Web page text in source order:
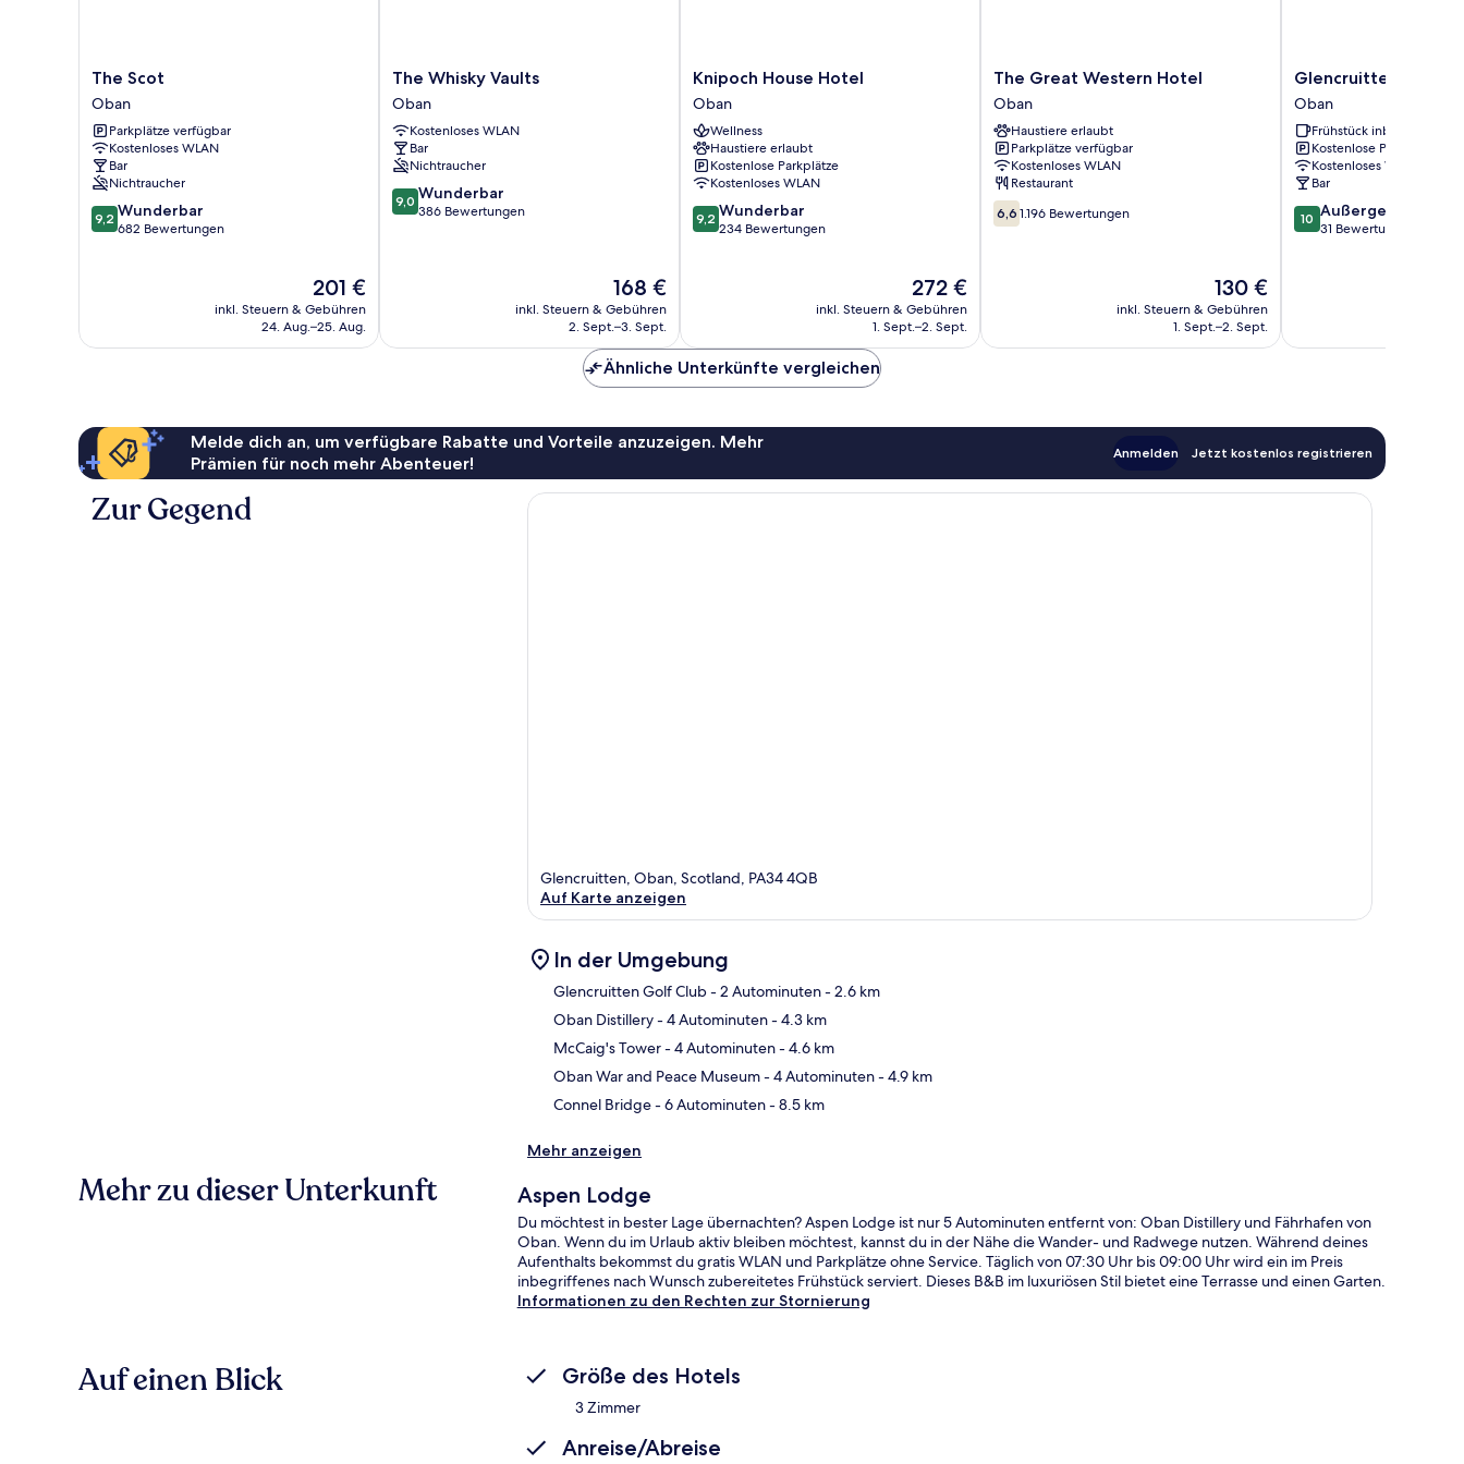
The
Scot
Oban
The Scot
Oban
Parkplätze verfügbar
Kostenloses WLAN
Bar
Nichtraucher
9.2
von
9,2 Wunderbar
682 Bewertungen
Der
Preis
beträgt
201 €
inkl. Steuern & Gebühren
24. Aug.–25. Aug.
The
Whisky
Vaults
Oban
The Whisky Vaults
Oban
Kostenloses WLAN
Bar
Nichtraucher
9.0
von
9,0 Wunderbar
386 Bewertungen
Der
Preis
beträgt
168 €
inkl. Steuern & Gebühren
2. Sept.–3. Sept.
Knipoch
House
Hotel
Oban
Knipoch House Hotel
Oban
Wellness
Haustiere erlaubt
Kostenlose Parkplätze
Kostenloses WLAN
9.2
von
9,2 Wunderbar
234 Bewertungen
Der
Preis
beträgt
272 €
inkl. Steuern & Gebühren
1. Sept.–2. Sept.
The
Great
Western
Hotel
Oban
The Great Western Hotel
Oban
Haustiere erlaubt
Parkplätze verfügbar
Kostenloses WLAN
Restaurant
6.6
von
6,6 1.196 Bewertungen
Der
Preis
beträgt
130 €
inkl. Steuern & Gebühren
1. Sept.–2. Sept.
Glencruitten
House
Oban
Glencruitten House
Oban
Frühstück inbegriffen
Kostenlose Parkplätze
Kostenloses WLAN
Bar
10.0
von
10 Außergewöhnlich
31 Bewertungen
Ähnliche Unterkünfte vergleichen
Melde dich an, um verfügbare Rabatte und Vorteile anzuzeigen. Mehr
Prämien für noch mehr Abenteuer!
Anmelden Jetzt kostenlos registrieren
Zur Gegend
Glencruitten, Oban, Scotland, PA34 4QB
Auf Karte anzeigen
In der Umgebung
Glencruitten Golf Club- 2 Autominuten- 2.6 km
Oban Distillery- 4 Autominuten- 4.3 km
McCaig's Tower- 4 Autominuten- 4.6 km
Oban War and Peace Museum- 4 Autominuten- 4.9 km
Connel Bridge- 6 Autominuten- 8.5 km
Mehr anzeigen
Mehr zu dieser Unterkunft Aspen Lodge
Du möchtest in bester Lage übernachten? Aspen Lodge ist nur 5 Autominuten entfernt von: Oban Distillery und Fährhafen von
Oban. Wenn du im Urlaub aktiv bleiben möchtest, kannst du in der Nähe die Wander- und Radwege nutzen. Während deines
Aufenthalts bekommst du gratis WLAN und Parkplätze ohne Service. Täglich von 07:30 Uhr bis 09:00 Uhr wird ein im Preis
inbegriffenes nach Wunsch zubereitetes Frühstück serviert. Dieses B&B im luxuriösen Stil bietet eine Terrasse und einen Garten.
Informationen zu den Rechten zur Stornierung
Auf einen Blick Größe des Hotels
3 Zimmer
Anreise/Abreise